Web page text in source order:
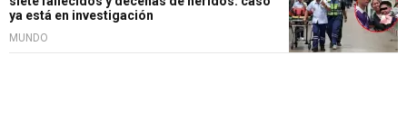
ya está en investigación
MUNDO